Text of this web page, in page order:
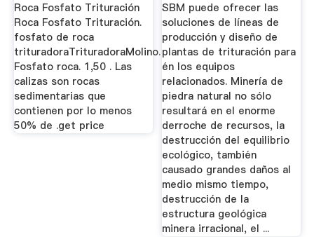
Roca Fosfato Trituración
Roca Fosfato Trituración.
fosfato de roca
trituradoraTrituradoraMolino.
Fosfato roca. 1,50 . Las
calizas son rocas
sedimentarias que
contienen por lo menos
50% de .get price
SBM puede ofrecer las
soluciones de líneas de
producción y diseño de
plantas de trituración para
én los equipos
relacionados. Minería de
piedra natural no sólo
resultará en el enorme
derroche de recursos, la
destrucción del equilibrio
ecológico, también
causado grandes daños al
medio mismo tiempo,
destrucción de la
estructura geológica
minera irracional, el ...